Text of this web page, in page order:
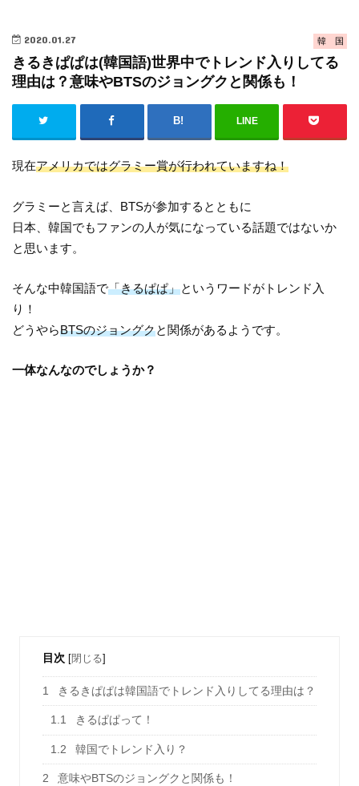
韓 国
2020.01.27
きるきぱぱは(韓国語)世界中でトレンド入りしてる
理由は？意味やBTSのジョングクと関係も！
LINE
現在アメリカではグラミー賞が行われていますね！
グラミーと言えば、BTSが参加するとともに
日本、韓国でもファンの人が気になっている話題ではないか
と思います。
そんな中韓国語で「きるぱぱ」というワードがトレンド入
り！
どうやらBTSのジョングクと関係があるようです。
一体なんなのでしょうか？
目次 [閉じる]
1 きるきぱぱは韓国語でトレンド入りしてる理由は？
1.1 きるぱぱって！
1.2 韓国でトレンド入り？
2 意味やBTSのジョングクと関係も！